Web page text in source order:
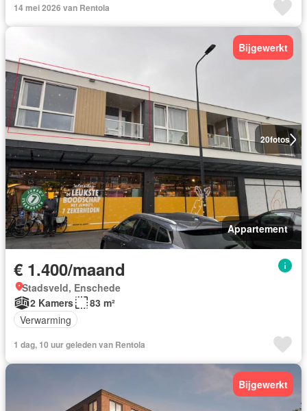
14 mei 2026 van Rentola
20fotos
Bijgewerkt
Appartement
€ 1.400/maand
Stadsveld, Enschede
2 Kamers
83 m²
Verwarming
1 dag, 10 uur geleden van Rentola
Bijgewerkt